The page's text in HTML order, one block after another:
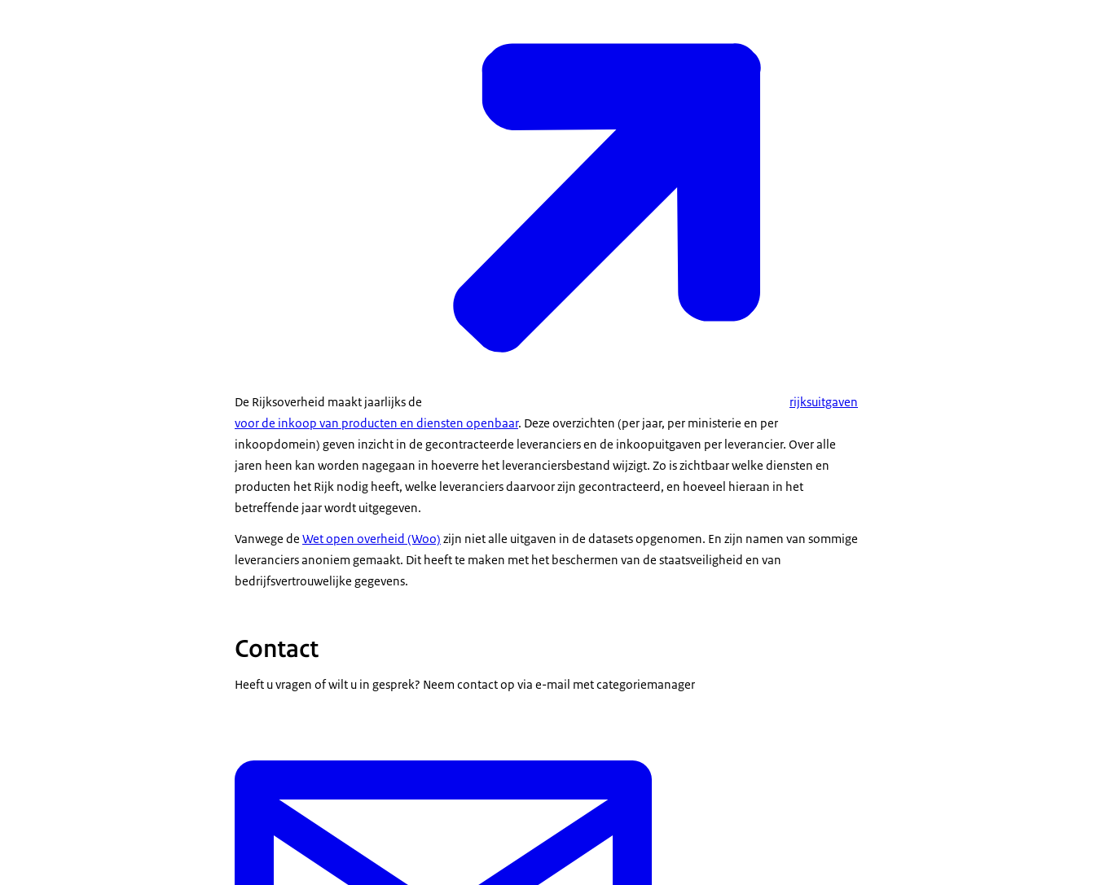
De Rijksoverheid maakt jaarlijks de
rijksuitgaven
voor de inkoop van producten en diensten openbaar. Deze overzichten (per jaar, per ministerie en per
inkoopdomein) geven inzicht in de gecontracteerde leveranciers en de inkoopuitgaven per leverancier. Over alle
jaren heen kan worden nagegaan in hoeverre het leveranciersbestand wijzigt. Zo is zichtbaar welke diensten en
producten het Rijk nodig heeft, welke leveranciers daarvoor zijn gecontracteerd, en hoeveel hieraan in het
betreffende jaar wordt uitgegeven.
Vanwege de Wet open overheid (Woo) zijn niet alle uitgaven in de datasets opgenomen. En zijn namen van sommige
leveranciers anoniem gemaakt. Dit heeft te maken met het beschermen van de staatsveiligheid en van
bedrijfsvertrouwelijke gegevens.
Contact
Heeft u vragen of wilt u in gesprek? Neem contact op via e-mail met categoriemanager